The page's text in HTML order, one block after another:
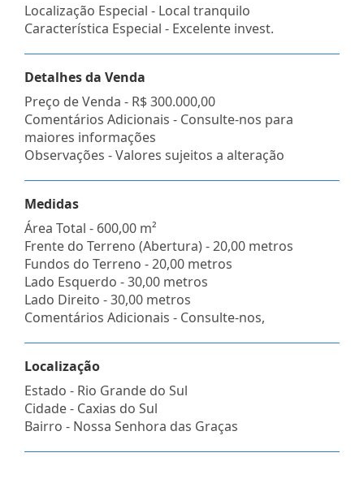
Localização Especial - Local tranquilo
Característica Especial - Excelente invest.
Detalhes da Venda
Preço de Venda - R$ 300.000,00
Comentários Adicionais - Consulte-nos para
maiores informações
Observações - Valores sujeitos a alteração
Medidas
Área Total - 600,00 m²
Frente do Terreno (Abertura) - 20,00 metros
Fundos do Terreno - 20,00 metros
Lado Esquerdo - 30,00 metros
Lado Direito - 30,00 metros
Comentários Adicionais - Consulte-nos,
Localização
Estado - Rio Grande do Sul
Cidade - Caxias do Sul
Bairro - Nossa Senhora das Graças